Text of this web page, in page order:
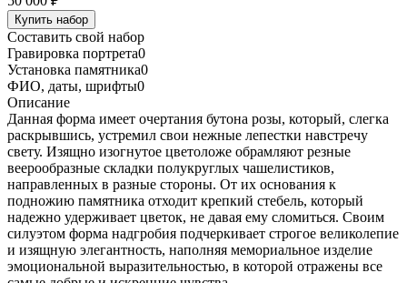
Купить набор
Составить свой набор
Гравировка портрета0
Установка памятника0
ФИО, даты, шрифты0
Описание
Данная форма имеет очертания бутона розы, который, слегка
раскрывшись, устремил свои нежные лепестки навстречу
свету. Изящно изогнутое цветоложе обрамляют резные
веерообразные складки полукруглых чашелистиков,
направленных в разные стороны. От их основания к
подножию памятника отходит крепкий стебель, который
надежно удерживает цветок, не давая ему сломиться. Своим
силуэтом форма надгробия подчеркивает строгое великолепие
и изящную элегантность, наполняя мемориальное изделие
эмоциональной выразительностью, в которой отражены все